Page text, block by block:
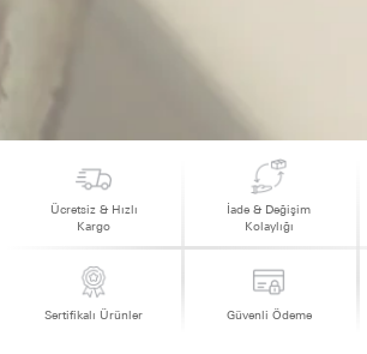
Ücretsiz & Hızlı
Kargo
İade & Değişim
Kolaylığı
Sertifikalı Ürünler Güvenli Ödeme